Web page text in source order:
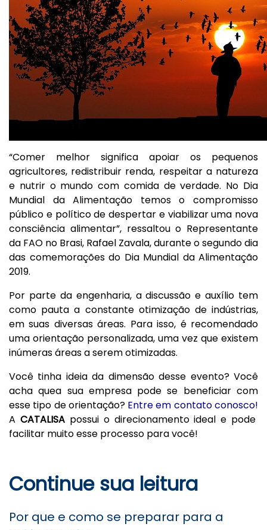
“Comer melhor significa apoiar os pequenos
agricultores, redistribuir renda, respeitar a natureza
e nutrir o mundo com comida de verdade. No Dia
Mundial da Alimentação temos o compromisso
público e político de despertar e viabilizar uma nova
consciência alimentar”, ressaltou o Representante
da FAO no Brasi, Rafael Zavala, durante o segundo dia
das comemorações do Dia Mundial da Alimentação
2019.
Por parte da engenharia, a discussão e auxílio tem
como pauta a constante otimização de indústrias,
em suas diversas áreas. Para isso, é recomendado
uma orientação personalizada, uma vez que existem
inúmeras áreas a serem otimizadas.
Você tinha ideia da dimensão desse evento? Você
acha quea sua empresa pode se beneficiar com
esse tipo de orientação? Entre em contato conosco!
A CATALISApossui o direcionamento ideal e pode
facilitar muito esse processo para você!
Continue sua leitura
Por que e como se preparar para a